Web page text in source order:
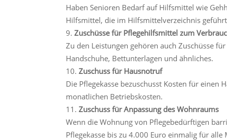
Haben Senioren Bedarf auf Hilfsmittel wie
Hilfsmittel, die im Hilfsmittelverzeichnis
Zuschüsse für Pflegehilfsmittel zum
Zu den Leistungen gehören auch Zuschüsse
Handschuhe, Bettunterlagen und ähnliches.
Zuschuss für Hausnotruf
Die Pflegekasse bezuschusst Kosten für
monatlichen Betriebskosten.
Zuschuss für Anpassung des Wohnraums
Wenn die Wohnung von Pflegebedürftigen
Pflegekasse bis zu 4.000 Euro einmalig für alle